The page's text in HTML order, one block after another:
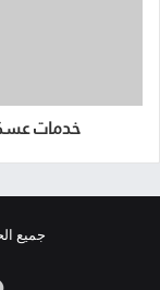
خدمات
جميع